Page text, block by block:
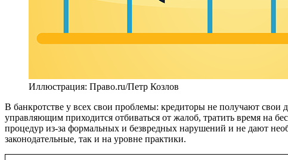
Иллюстрация: Право.ru/Петр Козлов
В банкротстве у всех свои проблемы: кредиторы не получают
управляющим приходится отбиваться от жалоб, тратить время на
процедур из-за формальных и безвредных нарушений и не дают
законодательные, так и на уровне практики.